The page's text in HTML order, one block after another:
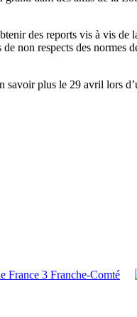
des reports vis à vis
non respects des
plus le 29 avril lors
France 3 Franche-Comté